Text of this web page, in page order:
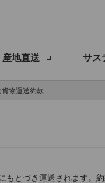
産地直送 サス
貨物運送約款
もとづき運送されます。約